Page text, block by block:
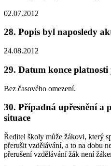
02.07.2012
28. Popis byl naposledy
24.08.2012
29. Datum konce platnosti
Bez časového omezení.
30. Případná upřesnění a
situace
Ředitel školy může žákovi, který
přerušit vzdělávání, a to na dobu
přerušení vzdělávání žák není